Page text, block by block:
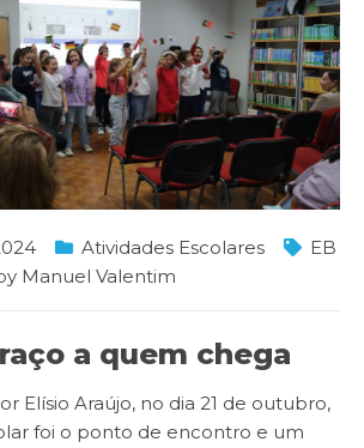
Atividades Escolares
EB
Manuel Valentim
a quem chega
Elísio Araújo, no dia 21 de outubro,
foi o ponto de encontro e um